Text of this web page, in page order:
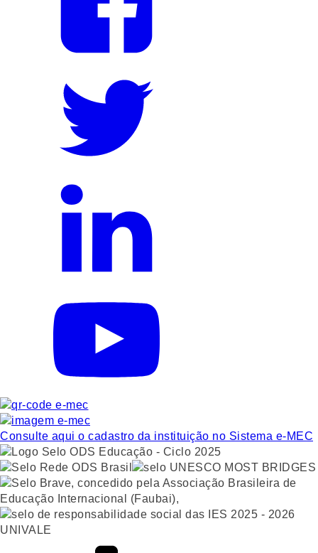
Consulte aqui o cadastro da instituição no Sistema e-MEC
UNIVALE